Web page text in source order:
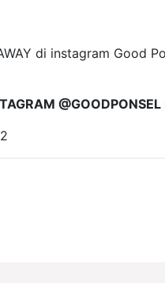
di instagram Good